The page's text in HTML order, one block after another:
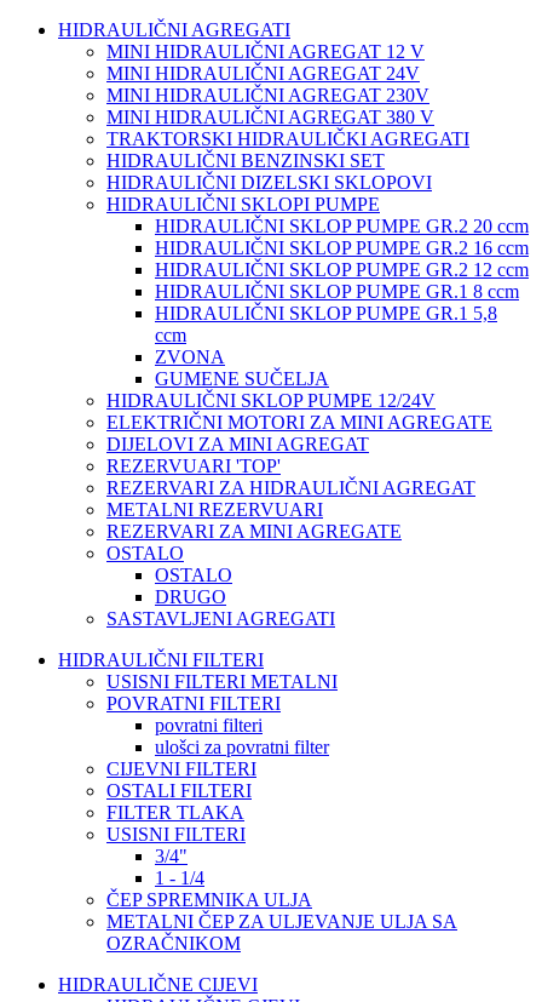
HIDRAULIČNI AGREGATI
MINI HIDRAULIČNI AGREGAT 12 V
MINI HIDRAULIČNI AGREGAT 24V
MINI HIDRAULIČNI AGREGAT 230V
MINI HIDRAULIČNI AGREGAT 380 V
TRAKTORSKI HIDRAULIČKI AGREGATI
HIDRAULIČNI BENZINSKI SET
HIDRAULIČNI DIZELSKI SKLOPOVI
HIDRAULIČNI SKLOPI PUMPE
HIDRAULIČNI SKLOP PUMPE GR.2 20 ccm
HIDRAULIČNI SKLOP PUMPE GR.2 16 ccm
HIDRAULIČNI SKLOP PUMPE GR.2 12 ccm
HIDRAULIČNI SKLOP PUMPE GR.1 8 ccm
HIDRAULIČNI SKLOP PUMPE GR.1 5,8
ccm
ZVONA
GUMENE SUČELJA
HIDRAULIČNI SKLOP PUMPE 12/24V
ELEKTRIČNI MOTORI ZA MINI AGREGATE
DIJELOVI ZA MINI AGREGAT
REZERVUARI 'TOP'
REZERVARI ZA HIDRAULIČNI AGREGAT
METALNI REZERVUARI
REZERVARI ZA MINI AGREGATE
OSTALO
OSTALO
DRUGO
SASTAVLJENI AGREGATI
HIDRAULIČNI FILTERI
USISNI FILTERI METALNI
POVRATNI FILTERI
povratni filteri
ulošci za povratni filter
CIJEVNI FILTERI
OSTALI FILTERI
FILTER TLAKA
USISNI FILTERI
3/4"
1 - 1/4
ČEP SPREMNIKA ULJA
METALNI ČEP ZA ULJEVANJE ULJA SA
OZRAČNIKOM
HIDRAULIČNE CIJEVI